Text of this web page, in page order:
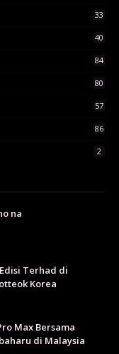
33
40
84
80
57
86
2
na
Edisi Terhad di
Korea
Max Bersama
di Malaysia